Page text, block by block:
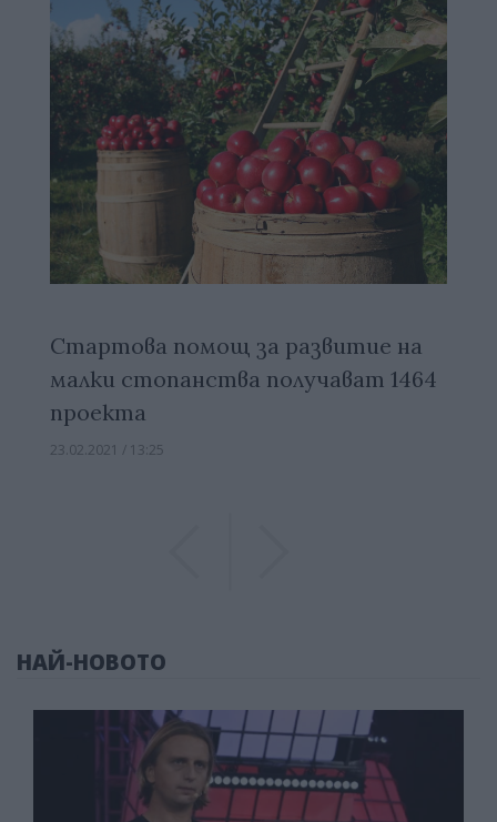
Стартова помощ за развитие на
малки стопанства получават 1464
проекта
23.02.2021 / 13:25
НАЙ-НОВОТО